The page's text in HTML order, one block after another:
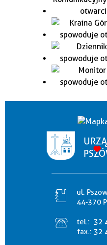
ul.
44-370
tel.: 32
fax.: 32